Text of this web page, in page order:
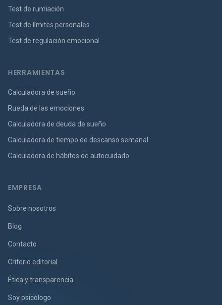
Test de rumiación
Test de límites personales
Test de regulación emocional
HERRAMIENTAS
Calculadora de sueño
Rueda de las emociones
Calculadora de deuda de sueño
Calculadora de tiempo de descanso semanal
Calculadora de hábitos de autocuidado
EMPRESA
Sobre nosotros
Blog
Contacto
Criterio editorial
Ética y transparencia
Soy psicólogo